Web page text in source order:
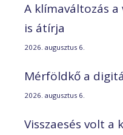
A klímaváltozás
is átírja
2026. augusztus 6.
Mérföldkő a
2026. augusztus 6.
Visszaesés volt a